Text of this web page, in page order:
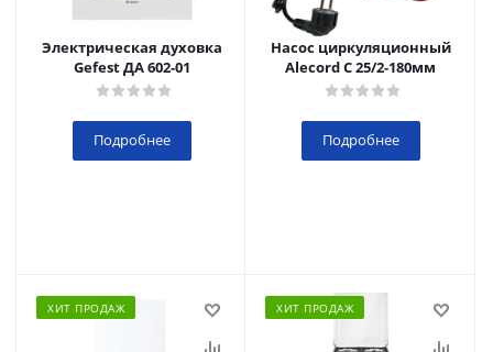
Электрическая духовка
Gefest ДА 602-01
Подробнее
Насос циркуляционный
Alecord C 25/2-180мм
Подробнее
ХИТ ПРОДАЖ ХИТ ПРОДАЖ